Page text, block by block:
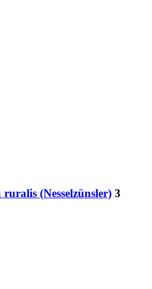
(Nesselzünsler) 3